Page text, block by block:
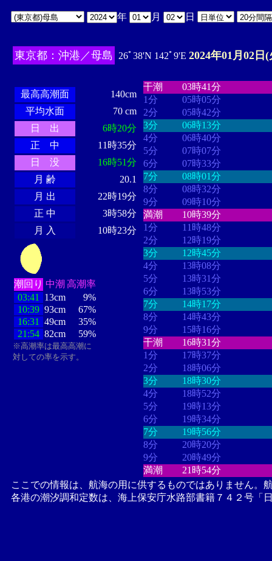
年 月 日
東京都：沖港／母島 26ﾟ38'N 142ﾟ9'E 2024年01月02日(
最高高潮面
140cm
平均水面
70 cm
日 出
6時20分
正 中
11時35分
日 没
16時51分
月 齢
20.1
月 出
22時19分
正 中
3時58分
月 入
10時23分
潮回り 中潮 高潮率
03:41
13cm
9%
10:39 93cm
67%
16:31
49cm
35%
21:54 82cm 59%
※高潮率は最高高潮に
対しての率を示す。
干潮
03時41分
1分
05時05分
2分
05時42分
3分
06時13分
4分
06時40分
5分
07時07分
6分
07時33分
7分
08時01分
8分
08時32分
9分
09時10分
満潮
10時39分
1分
11時48分
2分
12時19分
3分
12時45分
4分
13時08分
5分
13時31分
6分
13時53分
7分
14時17分
8分
14時43分
9分
15時16分
干潮
16時31分
1分
17時37分
2分
18時06分
3分
18時30分
4分
18時52分
5分
19時13分
6分
19時34分
7分
19時56分
8分
20時20分
9分
20時49分
満潮
21時54分
ここでの情報は、航海の用に供するものではありません。
各港の潮汐調和定数は、海上保安庁水路部書籍７４２号「